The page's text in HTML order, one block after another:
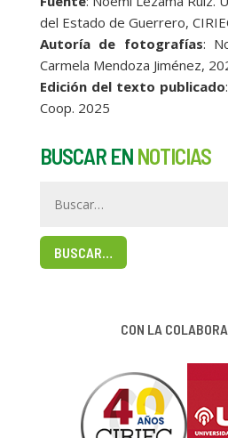
del Estado de Guerrero,
Autoría de fotografías:
Carmela Mendoza Jiménez,
Edición del texto publicado
Coop. 2025
BUSCAR EN NOTICIAS
BUSCAR…
CON LA